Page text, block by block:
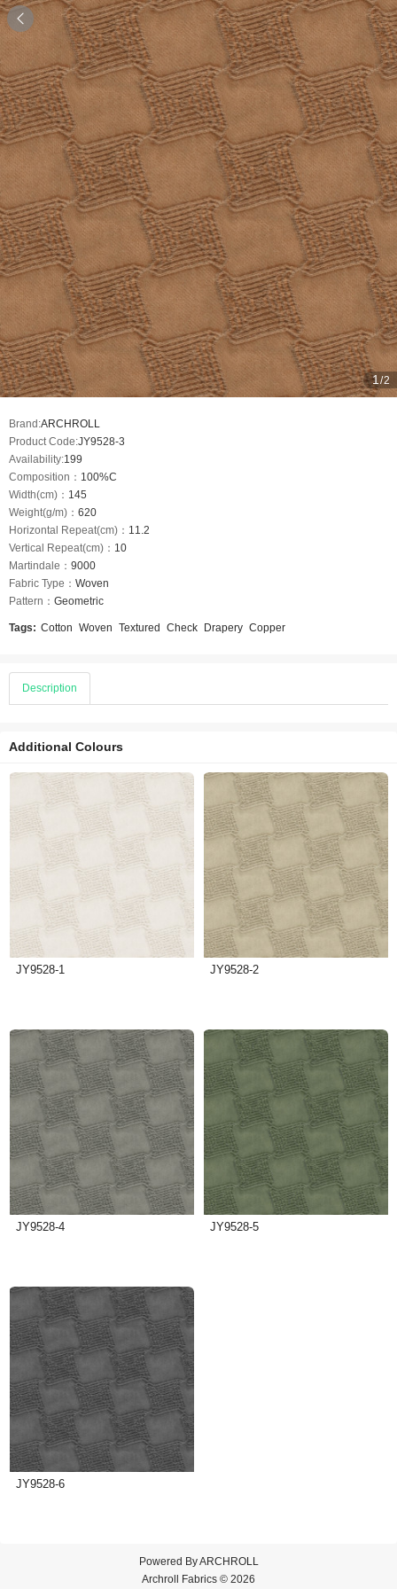

1 /2
Brand:ARCHROLL
Product Code:JY9528-3
Availability:199
Composition： 100%C
Width(cm)： 145
Weight(g/m)： 620
Horizontal Repeat(cm)： 11.2
Vertical Repeat(cm)： 10
Martindale： 9000
Fabric Type： Woven
Pattern： Geometric
Tags: Cotton Woven Textured Check Drapery Copper
Description
Additional Colours
JY9528-1 JY9528-2
JY9528-4 JY9528-5
JY9528-6
Powered ByARCHROLL
Archroll Fabrics © 2026